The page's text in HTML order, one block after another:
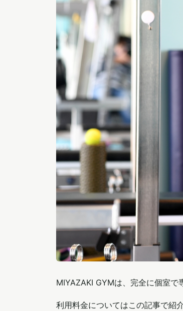
MIYAZAKI GYMは、完全に個室で
利用料金についてはこの記事で紹